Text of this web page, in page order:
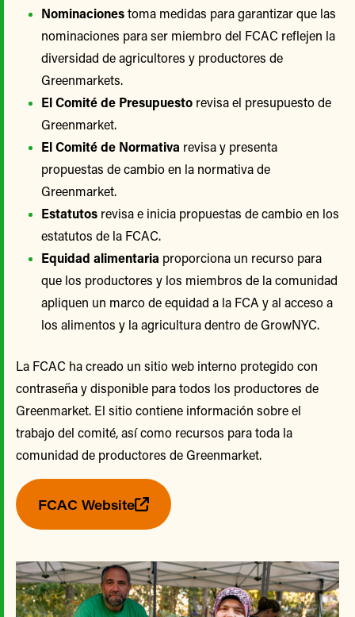
Nominacionestoma medidas para garantizar que las
nominaciones para ser miembro del FCAC reflejen la
diversidad de agricultores y productores de
Greenmarkets.
El Comité de Presupuesto revisa el presupuesto de
Greenmarket.
El Comité de Normativa revisa y presenta
propuestas de cambio en la normativa de
Greenmarket.
Estatutos revisa e inicia propuestas de cambio en los
estatutos de la FCAC.
Equidad alimentaria proporciona un recurso para
que los productores y los miembros de la comunidad
apliquen un marco de equidad a la FCA y al acceso a
los alimentos y la agricultura dentro de GrowNYC.
La FCAC ha creado un sitio web interno protegido con
contraseña y disponible para todos los productores de
Greenmarket. El sitio contiene información sobre el
trabajo del comité, así como recursos para toda la
comunidad de productores de Greenmarket.
FCAC Website